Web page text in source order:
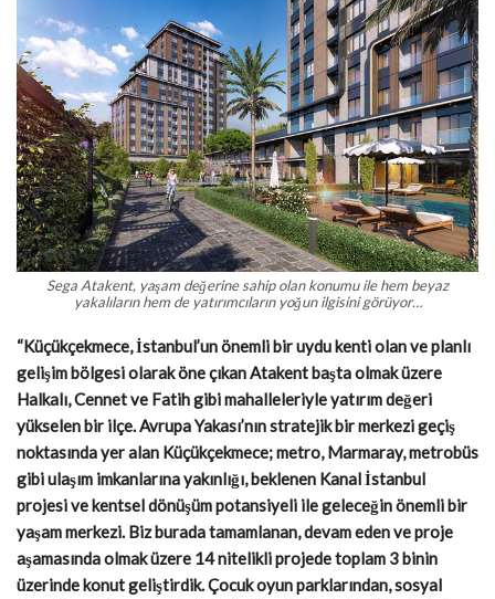
Sega Atakent, yaşam değerine sahip olan konumu ile hem beyaz
yakalıların hem de yatırımcıların yoğun ilgisini görüyor…
“Küçükçekmece, İstanbul’un önemli bir uydu kenti olan ve planlı
gelişim bölgesi olarak öne çıkan Atakent başta olmak üzere
Halkalı, Cennet ve Fatih gibi mahalleleriyle yatırım değeri
yükselen bir ilçe. Avrupa Yakası’nın stratejik bir merkezi geçiş
noktasında yer alan Küçükçekmece; metro, Marmaray, metrobüs
gibi ulaşım imkanlarına yakınlığı, beklenen Kanal İstanbul
projesi ve kentsel dönüşüm potansiyeli ile geleceğin önemli bir
yaşam merkezi. Biz burada tamamlanan, devam eden ve proje
aşamasında olmak üzere 14 nitelikli projede toplam 3 binin
üzerinde konut geliştirdik. Çocuk oyun parklarından, sosyal